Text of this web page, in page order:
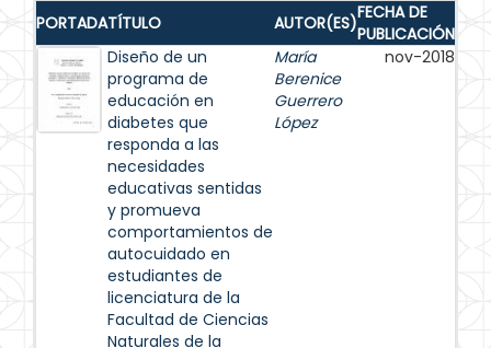
PORTADATÍTULO AUTOR(ES)FECHA DE
PUBLICACIÓN
Diseño de un
programa de
educación en
diabetes que
responda a las
necesidades
educativas sentidas
y promueva
comportamientos de
autocuidado en
estudiantes de
licenciatura de la
Facultad de Ciencias
Naturales de la
María
Berenice
Guerrero
López
nov-2018